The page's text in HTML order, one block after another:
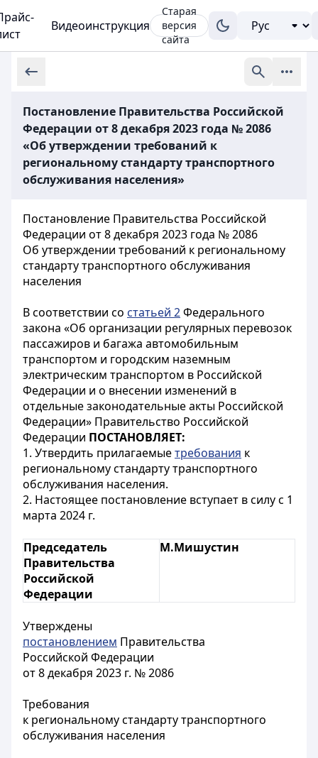
Видеоинструкция
Старая
версия
сайта
Постановление Правительства Российской
Федерации от 8 декабря 2023 года № 2086
«Об утверждении требований к
региональному стандарту транспортного
обслуживания населения»
Постановление Правительства Российской
Федерации от 8 декабря 2023 года № 2086
Об утверждении требований к региональному
стандарту транспортного обслуживания
населения
В соответствии со статьей 2Федерального
закона «Об организации регулярных перевозок
пассажиров и багажа автомобильным
транспортом и городским наземным
электрическим транспортом в Российской
Федерации и о внесении изменений в
отдельные законодательные акты Российской
Федерации» Правительство Российской
Федерации ПОСТАНОВЛЯЕТ:
1. Утвердить прилагаемыетребования к
региональному стандарту транспортного
обслуживания населения.
2. Настоящее постановление вступает в силу с 1
марта 2024 г.
Председатель
Правительства
Российской
Федерации
М.Мишустин
Утверждены
постановлением Правительства
Российской Федерации
от 8 декабря 2023 г. № 2086
Требования
к региональному стандарту транспортного
обслуживания населения